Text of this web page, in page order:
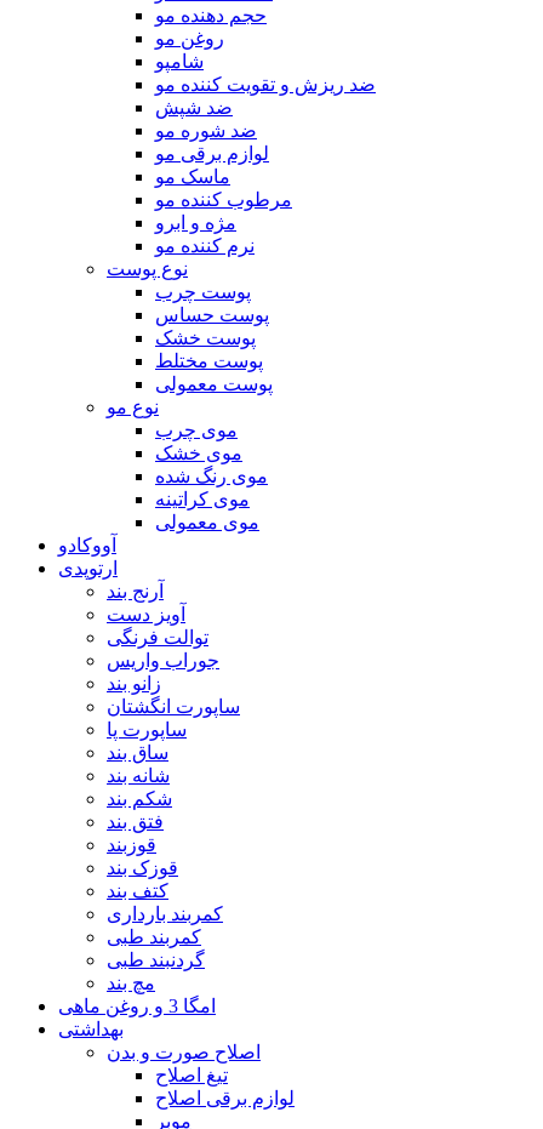
حجم دهنده مو
روغن مو
شامپو
ضد ریزش و تقویت کننده مو
ضد شپش
ضد شوره مو
لوازم برقی مو
ماسک مو
مرطوب کننده مو
مژه و ابرو
نرم کننده مو
نوع پوست
پوست چرب
پوست حساس
پوست خشک
پوست مختلط
پوست معمولی
نوع مو
موی چرب
موی خشک
موی رنگ شده
موی کراتینه
موی معمولی
آووکادو
ارتوپدی
آرنج بند
آویز دست
توالت فرنگی
جوراب واریس
زانو بند
ساپورت انگشتان
ساپورت پا
ساق بند
شانه بند
شکم بند
فتق بند
قوزبند
قوزک بند
کتف بند
کمربند بارداری
کمربند طبی
گردنبند طبی
مچ بند
امگا 3 و روغن ماهی
بهداشتی
اصلاح صورت و بدن
تیغ اصلاح
لوازم برقی اصلاح
موبر